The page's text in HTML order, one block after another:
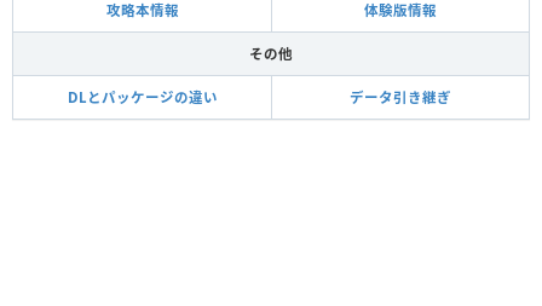
攻略本情報 体験版情報
その他
DLとパッケージの違い データ引き継ぎ